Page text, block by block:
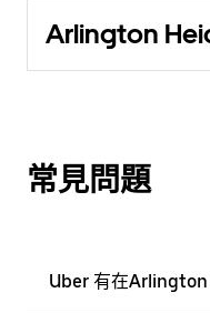
Arlington
常見問題
Uber 有在